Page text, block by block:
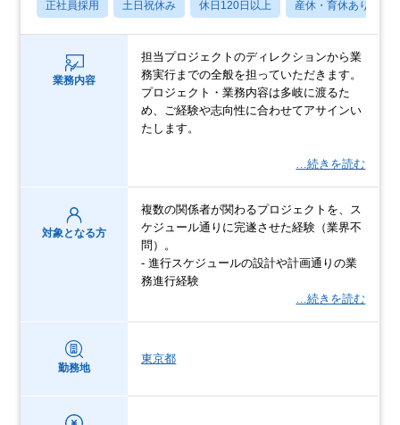
正社員採用 土日祝休み 休日120日以上 産休・育休あり
業務内容
担当プロジェクトのディレクションから業
務実行までの全般を担っていただきます。
プロジェクト・業務内容は多岐に渡るた
め、ご経験や志向性に合わせてアサインい
たします。
…続きを読む
対象となる方
複数の関係者が関わるプロジェクトを、ス
ケジュール通りに完遂させた経験（業界不
問）。
- 進行スケジュールの設計や計画通りの業
務進行経験
…続きを読む
勤務地
東京都